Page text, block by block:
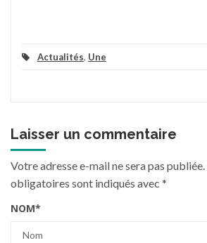
Actualités, Une
Laisser un commentaire
Votre adresse e-mail ne sera pas publiée.
obligatoires sont indiqués avec *
NOM*